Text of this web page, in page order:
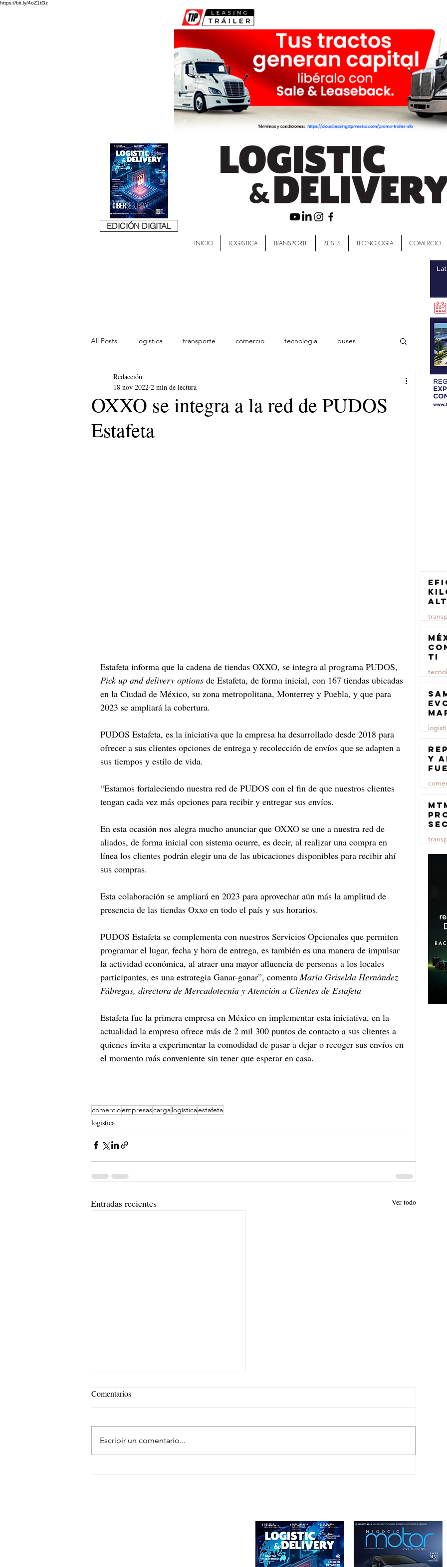
https://bit.ly/4oZ1tGz
EDICIÓN DIGITAL
INICIO LOGISTICA TRANSPORTE BUSES TECNOLOGIA COMERCIO
All Posts logistica transporte comercio tecnologia buses
lideres
OXXO se integra a la red de PUDOS
Estafeta
Redacción
18 nov 2022 2 min de lectura
Estafeta informa que la cadena de tiendas OXXO, se integra al programa PUDOS,
Pick up and delivery options de Estafeta, de forma inicial, con 167 tiendas ubicadas
en la Ciudad de México, su zona metropolitana, Monterrey y Puebla, y que para
2023 se ampliará la cobertura.
PUDOS Estafeta, es la iniciativa que la empresa ha desarrollado desde 2018 para
ofrecer a sus clientes opciones de entrega y recolección de envíos que se adapten a
sus tiempos y estilo de vida.
“Estamos fortaleciendo nuestra red de PUDOS con el fin de que nuestros clientes
tengan cada vez más opciones para recibir y entregar sus envíos.
En esta ocasión nos alegra mucho anunciar que OXXO se une a nuestra red de
aliados, de forma inicial con sistema ocurre, es decir, al realizar una compra en
línea los clientes podrán elegir una de las ubicaciones disponibles para recibir ahí
sus compras.
Esta colaboración se ampliará en 2023 para aprovechar aún más la amplitud de
presencia de las tiendas Oxxo en todo el país y sus horarios.
PUDOS Estafeta se complementa con nuestros Servicios Opcionales que permiten
programar el lugar, fecha y hora de entrega, es también es una manera de impulsar
la actividad económica, al atraer una mayor afluencia de personas a los locales
participantes, es una estrategia Ganar-ganar”, comenta María Griselda Hernández
Fábregas, directora de Mercadotecnia y Atención a Clientes de Estafeta
Estafeta fue la primera empresa en México en implementar esta iniciativa, en la
actualidad la empresa ofrece más de 2 mil 300 puntos de contacto a sus clientes a
quienes invita a experimentar la comodidad de pasar a dejar o recoger sus envíos en
el momento más conveniente sin tener que esperar en casa.
comercioempresascarga logísticaestafeta
logistica
Entradas recientes Ver todo
Comentarios
Escribir un comentario...
23 jul
TI
23 jul
23 jul
y
23 jul